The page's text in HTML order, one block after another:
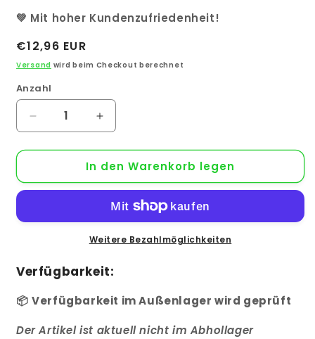
💚 Mit hoher Kundenzufriedenheit!
Normaler
Preis
€12,96 EUR
Versand wird beim Checkout berechnet
Anzahl
Anzahl
Verringere
die
Menge
K2
Dachhaken
2003215
Erhöhe
die
Menge
für
K2
CrossHook
3S
Dachhaken
für
2003215
In den Warenkorb legen
Weitere Bezahlmöglichkeiten
Verfügbarkeit:
📦Verfügbarkeit im Außenlager wird geprüft
Der Artikel ist aktuell nicht im Abhollager